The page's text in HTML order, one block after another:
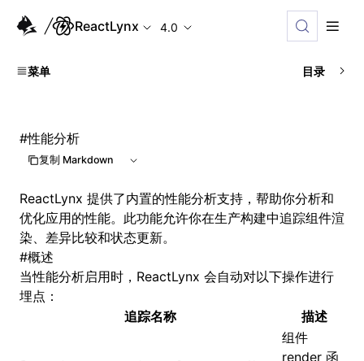
ReactLynx 4.0
菜单 目录
#性能分析
复制 Markdown
ReactLynx 提供了内置的性能分析支持，帮助你分析和
优化应用的性能。此功能允许你在生产构建中追踪组件渲
染、差异比较和状态更新。
#概述
当性能分析启用时，ReactLynx 会自动对以下操作进行
埋点：
追踪名称
描述
组件
render 函